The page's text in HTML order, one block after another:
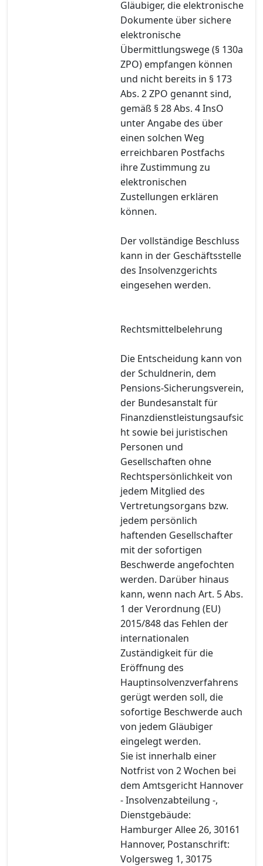
Gläubiger, die elektronische
Dokumente über sichere
elektronische
Übermittlungswege (§ 130a
ZPO) empfangen können
und nicht bereits in § 173
Abs. 2 ZPO genannt sind,
gemäß § 28 Abs. 4 InsO
unter Angabe des über
einen solchen Weg
erreichbaren Postfachs
ihre Zustimmung zu
elektronischen
Zustellungen erklären
können.
Der vollständige Beschluss
kann in der Geschäftsstelle
des Insolvenzgerichts
eingesehen werden.
Rechtsmittelbelehrung
Die Entscheidung kann von
der Schuldnerin, dem
Pensions-Sicherungsverein,
der Bundesanstalt für
Finanzdienstleistungsaufsic
ht sowie bei juristischen
Personen und
Gesellschaften ohne
Rechtspersönlichkeit von
jedem Mitglied des
Vertretungsorgans bzw.
jedem persönlich
haftenden Gesellschafter
mit der sofortigen
Beschwerde angefochten
werden. Darüber hinaus
kann, wenn nach Art. 5 Abs.
1 der Verordnung (EU)
2015/848 das Fehlen der
internationalen
Zuständigkeit für die
Eröffnung des
Hauptinsolvenzverfahrens
gerügt werden soll, die
sofortige Beschwerde auch
von jedem Gläubiger
eingelegt werden.
Sie ist innerhalb einer
Notfrist von 2 Wochen bei
dem Amtsgericht Hannover
- Insolvenzabteilung -,
Dienstgebäude:
Hamburger Allee 26, 30161
Hannover, Postanschrift:
Volgersweg 1, 30175